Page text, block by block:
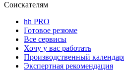
Соискателям
hh PRO
Готовое резюме
Все сервисы
Хочу у вас работать
Производственный
Экспертная рекомендация